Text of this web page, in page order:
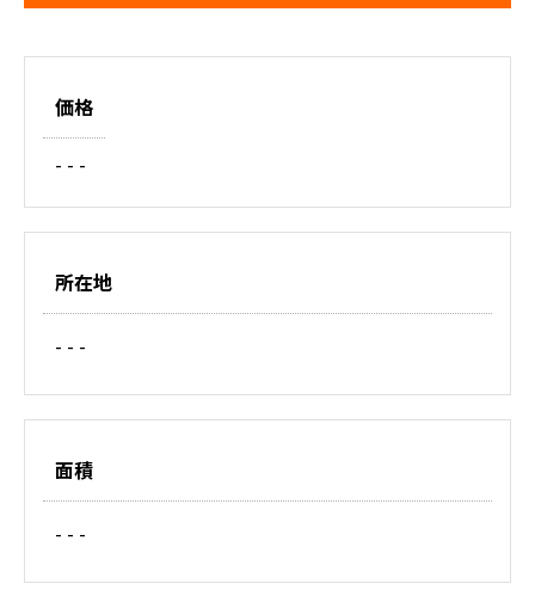
価格
- - -
所在地
- - -
面積
- - -